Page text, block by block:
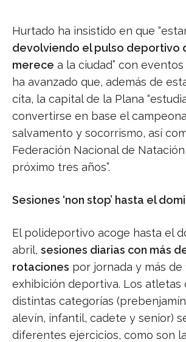
Hurtado ha insistido en que
devolviendo el pulso deportivo
merece a la ciudad” con
ha avanzado que, además de
cita, la capital de la Plana
convertirse en base el
salvamento y socorrismo, así
Federación Nacional de
próximo tres años”.
Sesiones ‘non stop’ hasta el
El polideportivo acoge hasta el
abril, sesiones diarias con más
rotaciones por jornada y más de
exhibición deportiva. Los atletas
distintas categorías
alevín, infantil, cadete y senior)
diferentes ejercicios, como son la